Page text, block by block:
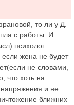
то ли у Д.
с работы. И
психолог
если жена не будет
не словами,
что хоть на
напряжения и не
ближних